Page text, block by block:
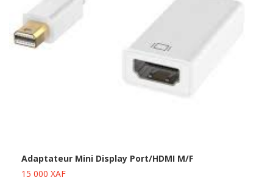
Adaptateur Mini Display Port/HDMI M/F
15 000 XAF